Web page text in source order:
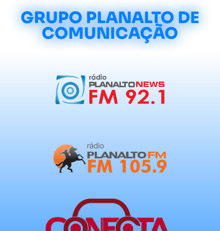
GRUPO PLANALTO DE
COMUNICAÇÃO